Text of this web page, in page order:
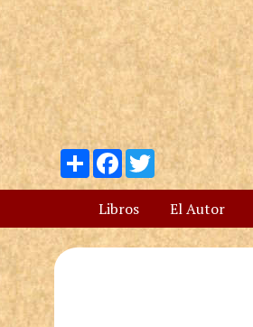
Compartir
Facebook
Twitter
Libros El Autor